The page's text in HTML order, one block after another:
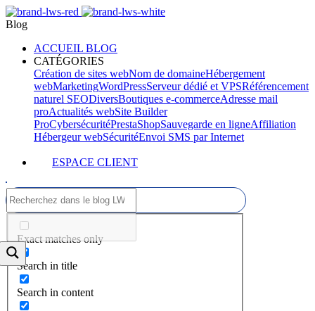
Blog
ACCUEIL BLOG
CATÉGORIES
Création de sites webNom de domaineHébergement
webMarketingWordPressServeur dédié et VPSRéférencement
naturel SEODiversBoutiques e-commerceAdresse mail
proActualités webSite Builder
ProCybersécuritéPrestaShopSauvegarde en ligneAffiliation
Hébergeur webSécuritéEnvoi SMS par Internet
ESPACE CLIENT
Exact matches only
Search in title
Search in content